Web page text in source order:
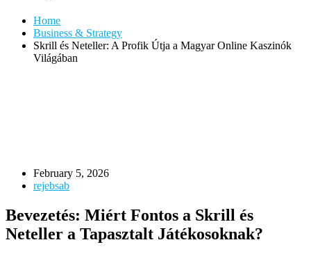
Home
Business & Strategy
Skrill és Neteller: A Profik Útja a Magyar Online Kaszinók
Világában
February 5, 2026
rejebsab
Bevezetés: Miért Fontos a Skrill és
Neteller a Tapasztalt Játékosoknak?